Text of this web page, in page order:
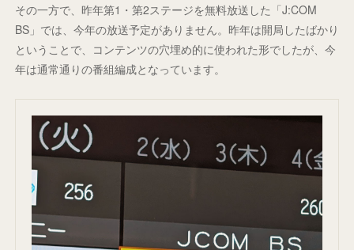
その一方で、昨年第1・第2ステージを無料放送した「J:COM
BS」では、今年の放送予定がありません。昨年は開局したばかり
ということで、コンテンツの穴埋め的に使われた形でしたが、今
年は通常通りの番組編成となっています。